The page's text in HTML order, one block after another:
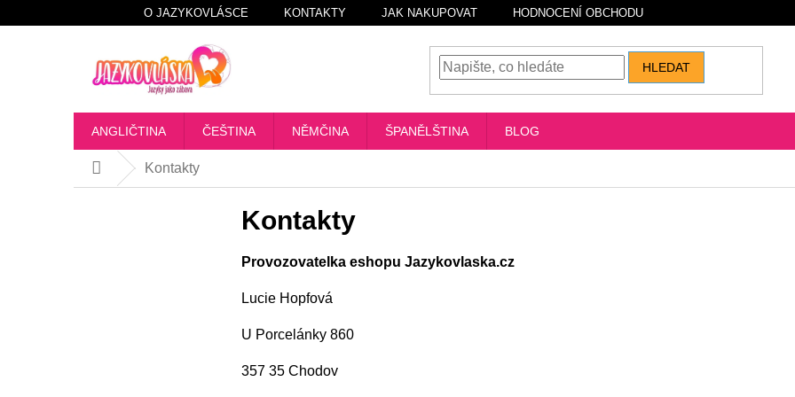
na
O JAZYKOVLÁSCE KONTAKTY JAK NAKUPOVAT HODNOCENÍ OBCHODU
HLEDAT
ANGLIČTINA ČEŠTINA NĚMČINA ŠPANĚLŠTINA BLOG
Domů Kontakty
Kontakty
Provozovatelka eshopu Jazykovlaska.cz
Lucie Hopfová
U Porcelánky 860
357 35 Chodov